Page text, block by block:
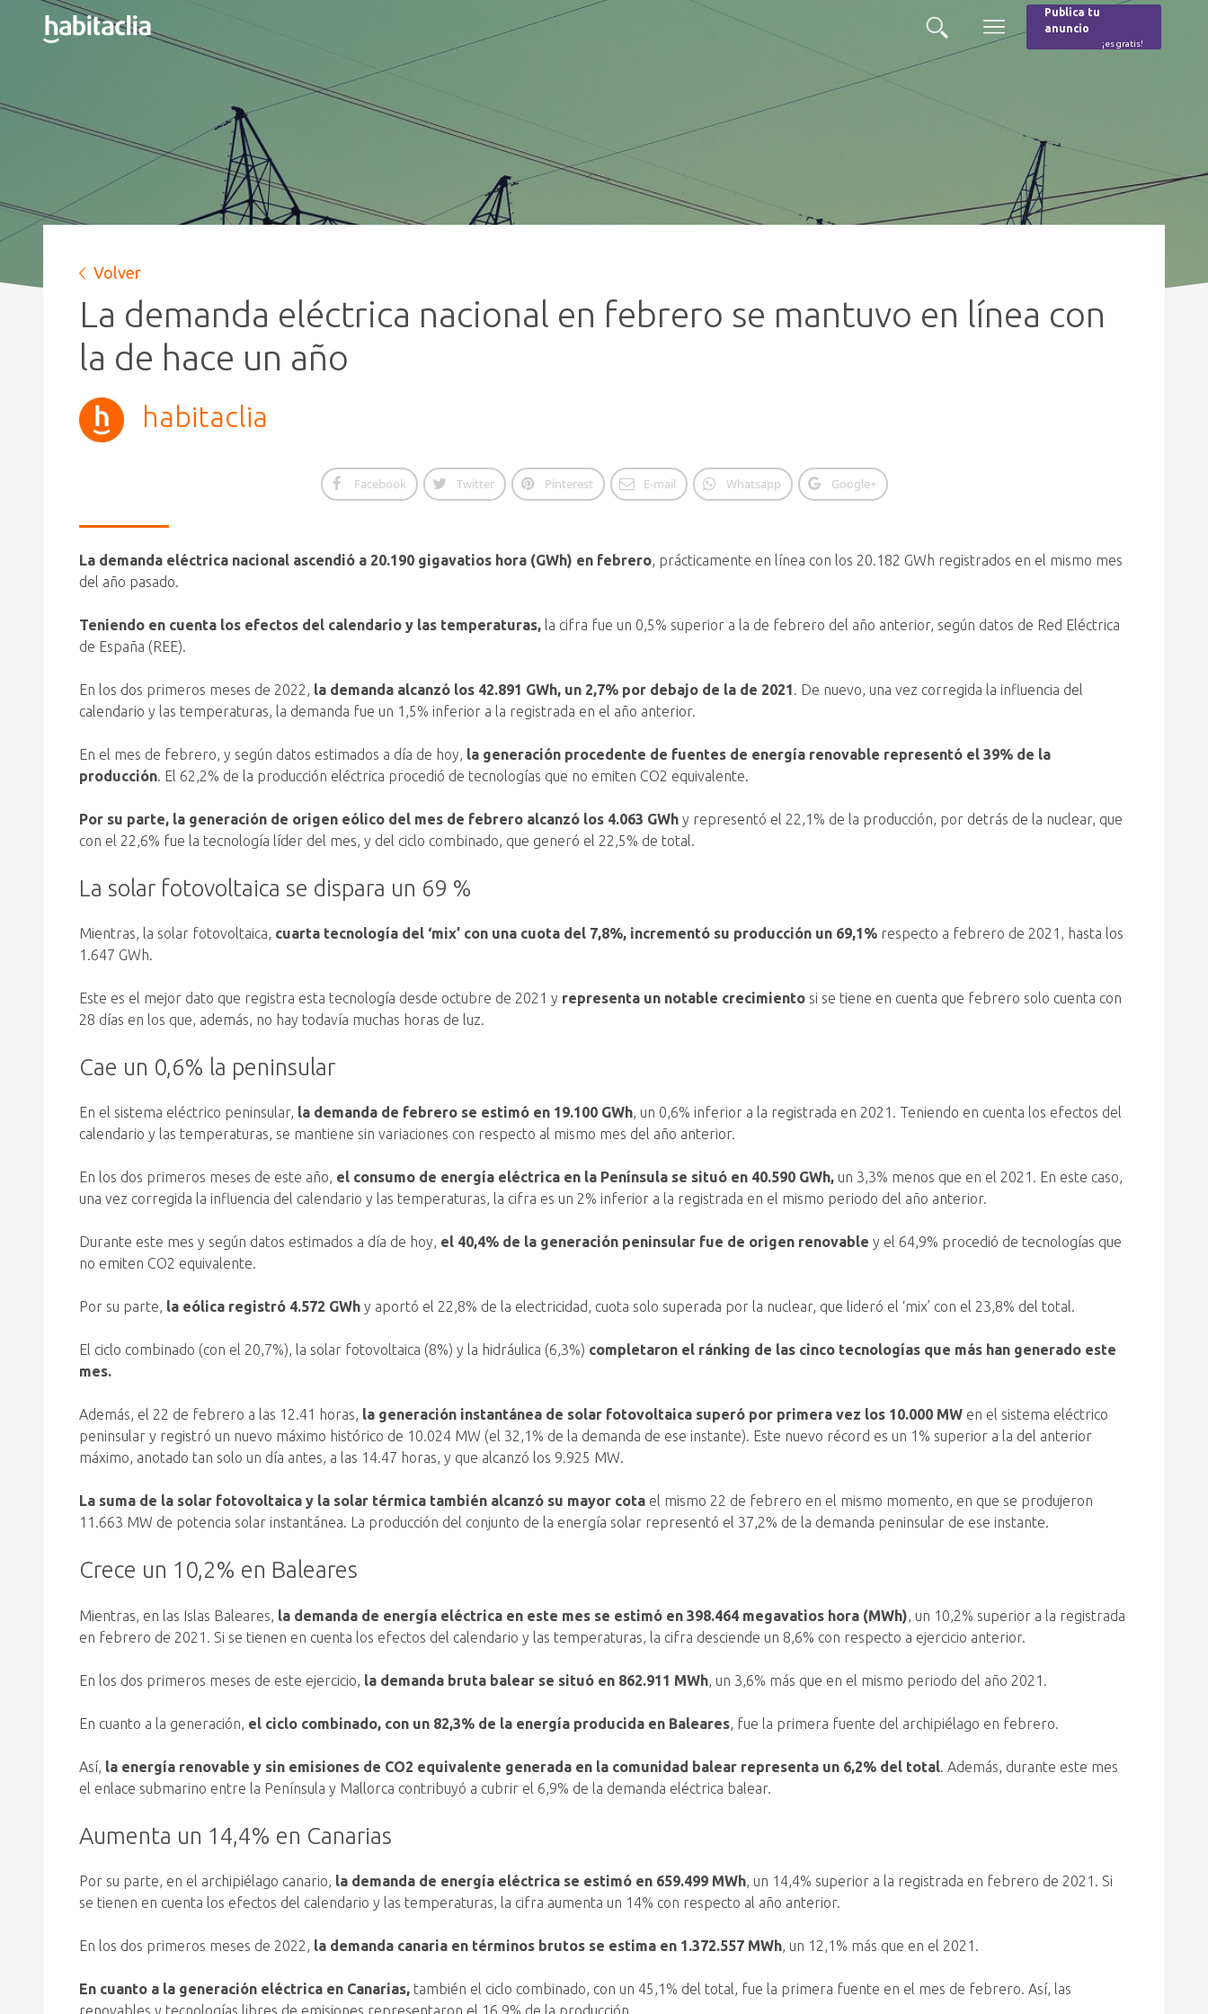
Buscar
Menú
Publica tu
anuncio
¡es gratis!
Volver
La demanda eléctrica nacional en febrero se mantuvo en línea con
la de hace un año
habitaclia
Facebook Twitter Pinterest E-mail Whatsapp Google+
La demanda eléctrica nacional ascendió a 20.190 gigavatios hora (GWh) en febrero, prácticamente en línea con los 20.182 GWh registrados en el mismo mes
del año pasado.
Teniendo en cuenta los efectos del calendario y las temperaturas, la cifra fue un 0,5% superior a la de febrero del año anterior, según datos de Red Eléctrica
de España (REE).
En los dos primeros meses de 2022, la demanda alcanzó los 42.891 GWh, un 2,7% por debajo de la de 2021. De nuevo, una vez corregida la influencia del
calendario y las temperaturas, la demanda fue un 1,5% inferior a la registrada en el año anterior.
En el mes de febrero, y según datos estimados a día de hoy, la generación procedente de fuentes de energía renovable representó el 39% de la
producción. El 62,2% de la producción eléctrica procedió de tecnologías que no emiten CO2 equivalente.
Por su parte, la generación de origen eólico del mes de febrero alcanzó los 4.063 GWh y representó el 22,1% de la producción, por detrás de la nuclear, que
con el 22,6% fue la tecnología líder del mes, y del ciclo combinado, que generó el 22,5% de total.
La solar fotovoltaica se dispara un 69 %
Mientras, la solar fotovoltaica, cuarta tecnología del ‘mix’ con una cuota del 7,8%, incrementó su producción un 69,1% respecto a febrero de 2021, hasta los
1.647 GWh.
Este es el mejor dato que registra esta tecnología desde octubre de 2021 y representa un notable crecimiento si se tiene en cuenta que febrero solo cuenta con
28 días en los que, además, no hay todavía muchas horas de luz.
Cae un 0,6% la peninsular
En el sistema eléctrico peninsular, la demanda de febrero se estimó en 19.100 GWh, un 0,6% inferior a la registrada en 2021. Teniendo en cuenta los efectos del
calendario y las temperaturas, se mantiene sin variaciones con respecto al mismo mes del año anterior.
En los dos primeros meses de este año, el consumo de energía eléctrica en la Península se situó en 40.590 GWh, un 3,3% menos que en el 2021. En este caso,
una vez corregida la influencia del calendario y las temperaturas, la cifra es un 2% inferior a la registrada en el mismo periodo del año anterior.
Durante este mes y según datos estimados a día de hoy, el 40,4% de la generación peninsular fue de origen renovable y el 64,9% procedió de tecnologías que
no emiten CO2 equivalente.
Por su parte, la eólica registró 4.572 GWh y aportó el 22,8% de la electricidad, cuota solo superada por la nuclear, que lideró el ‘mix’ con el 23,8% del total.
El ciclo combinado (con el 20,7%), la solar fotovoltaica (8%) y la hidráulica (6,3%) completaron el ránking de las cinco tecnologías que más han generado este
mes.
Además, el 22 de febrero a las 12.41 horas, la generación instantánea de solar fotovoltaica superó por primera vez los 10.000 MW en el sistema eléctrico
peninsular y registró un nuevo máximo histórico de 10.024 MW (el 32,1% de la demanda de ese instante). Este nuevo récord es un 1% superior a la del anterior
máximo, anotado tan solo un día antes, a las 14.47 horas, y que alcanzó los 9.925 MW.
La suma de la solar fotovoltaica y la solar térmica también alcanzó su mayor cota el mismo 22 de febrero en el mismo momento, en que se produjeron
11.663 MW de potencia solar instantánea. La producción del conjunto de la energía solar representó el 37,2% de la demanda peninsular de ese instante.
Crece un 10,2% en Baleares
Mientras, en las Islas Baleares, la demanda de energía eléctrica en este mes se estimó en 398.464 megavatios hora (MWh), un 10,2% superior a la registrada
en febrero de 2021. Si se tienen en cuenta los efectos del calendario y las temperaturas, la cifra desciende un 8,6% con respecto a ejercicio anterior.
En los dos primeros meses de este ejercicio, la demanda bruta balear se situó en 862.911 MWh, un 3,6% más que en el mismo periodo del año 2021.
En cuanto a la generación, el ciclo combinado, con un 82,3% de la energía producida en Baleares, fue la primera fuente del archipiélago en febrero.
Así, la energía renovable y sin emisiones de CO2 equivalente generada en la comunidad balear representa un 6,2% del total. Además, durante este mes
el enlace submarino entre la Península y Mallorca contribuyó a cubrir el 6,9% de la demanda eléctrica balear.
Aumenta un 14,4% en Canarias
Por su parte, en el archipiélago canario, la demanda de energía eléctrica se estimó en 659.499 MWh, un 14,4% superior a la registrada en febrero de 2021. Si
se tienen en cuenta los efectos del calendario y las temperaturas, la cifra aumenta un 14% con respecto al año anterior.
En los dos primeros meses de 2022, la demanda canaria en términos brutos se estima en 1.372.557 MWh, un 12,1% más que en el 2021.
En cuanto a la generación eléctrica en Canarias, también el ciclo combinado, con un 45,1% del total, fue la primera fuente en el mes de febrero. Así, las
renovables y tecnologías libres de emisiones representaron el 16,9% de la producción.